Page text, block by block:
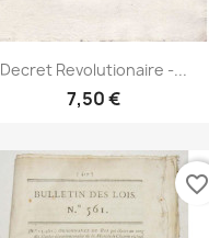
Decret Revolutionaire -...
7,50 €
favorite_border